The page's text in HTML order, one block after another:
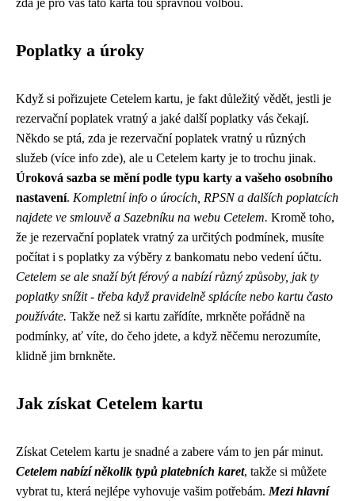
zda je pro vás tato karta tou správnou volbou.
Poplatky a úroky
Když si pořizujete Cetelem kartu, je fakt důležitý vědět, jestli je
rezervační poplatek vratný a jaké další poplatky vás čekají.
Někdo se ptá, zda je rezervační poplatek vratný u různých
služeb (více info zde), ale u Cetelem karty je to trochu jinak.
Úroková sazba se mění podle typu karty a vašeho osobního
nastavení. Kompletní info o úrocích, RPSN a dalších poplatcích
najdete ve smlouvě a Sazebníku na webu Cetelem. Kromě toho,
že je rezervační poplatek vratný za určitých podmínek, musíte
počítat i s poplatky za výběry z bankomatu nebo vedení účtu.
Cetelem se ale snaží být férový a nabízí různý způsoby, jak ty
poplatky snížit - třeba když pravidelně splácíte nebo kartu často
používáte. Takže než si kartu zařídíte, mrkněte pořádně na
podmínky, ať víte, do čeho jdete, a když něčemu nerozumíte,
klidně jim brnkněte.
Jak získat Cetelem kartu
Získat Cetelem kartu je snadné a zabere vám to jen pár minut.
Cetelem nabízí několik typů platebních karet, takže si můžete
vybrat tu, která nejlépe vyhovuje vašim potřebám. Mezi hlavní